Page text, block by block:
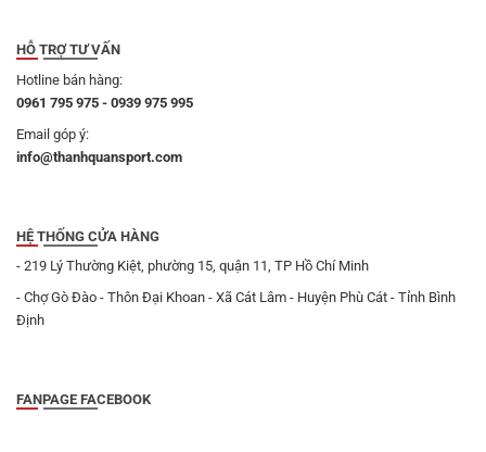
HỖ TRỢ TƯ VẤN
Hotline bán hàng:
0961 795 975 - 0939 975 995
Email góp ý:
info@thanhquansport.com
HỆ THỐNG CỬA HÀNG
- 219 Lý Thường Kiệt, phường 15, quận 11, TP Hồ Chí Minh
- Chợ Gò Đào - Thôn Đại Khoan - Xã Cát Lâm - Huyện Phù Cát - Tỉnh Bình
Định
FANPAGE FACEBOOK